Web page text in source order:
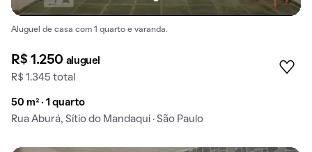
Aluguel de casa com 1 quarto e varanda.
R$ 1.250 aluguel
R$ 1.345 total
50 m² · 1 quarto
Rua Aburá, Sítio do Mandaqui · São Paulo